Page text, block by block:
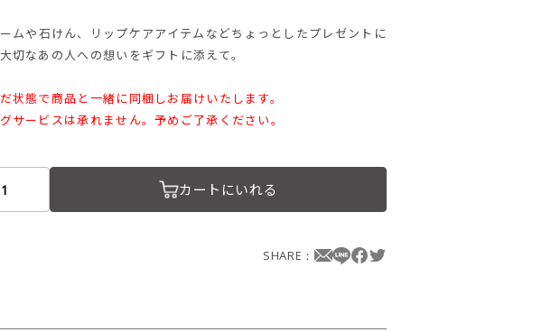
ムや石けん、リップケアアイテムなどちょっとしたプレゼントに
切なあの人への想いをギフトに添えて。
状態で商品と一緒に同梱しお届けいたします。
サービスは承れません。予めご了承ください。
カートにいれる
SHARE：